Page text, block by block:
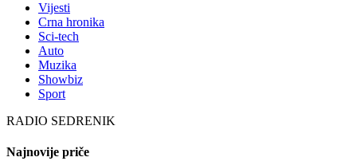
Vijesti
Crna hronika
Sci-tech
Auto
Muzika
Showbiz
Sport
RADIO SEDRENIK
Najnovije priče